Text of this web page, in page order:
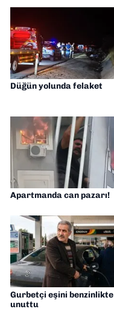
Düğün yolunda felaket
Apartmanda can pazarı!
Gurbetçi eşini benzinlikte
unuttu